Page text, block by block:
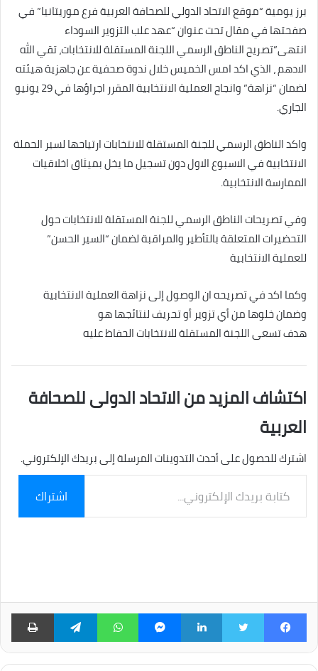
برز يومية “موقع الاتحاد الدولي للصحافة العربية فرع موريتانيا” في
صفحتها في مقال تحت عنوان “عهد علب التزوير السوداء
انتهى”تصريح الناطق الرسمي اللجنة المستقلة للانتخابات، تقي الله
الادهم ، الذي اكد امس الخميس خلال ندوة صحفية عن جاهزية هيئته
لضمان “نزاهة” وانجاح العملية الانتخابية المقرر اجراؤها في 29 يونيو
الجاري.
واكد الناطق الرسمي للجنة المستقلة للانتخابات ارتياحها لسير الحملة
الانتخابية في الاسبوع الاول دون تسجيل ما يخل بميثاق اخلاقيات
الممارسة الانتخابية.
وفي تصريحات الناطق الرسمي للجنة المستقلة للانتخابات حول
التحضيرات المتعلقة بالتأطير والمراقبة لضمان “السير الحسن”
للعملية الانتخابية
وكما اكد في تصريحه ان الوصول إلى نزاهة العملية الانتخابية
وضمان خلوها من أي تزوير أو تحريف لنتائجها هو
هدف تسعى اللجنة المستقلة للانتخابات الحفاظ عليه
اكتشاف المزيد من الاتحاد الدولى للصحافة
العربية
اشترك للحصول على أحدث التدوينات المرسلة إلى بريدك الإلكتروني.
بريدك
الإلكتروني...
اشتراك
فيسبوك لينكدإن ماسنجر واتساب تيلقرام